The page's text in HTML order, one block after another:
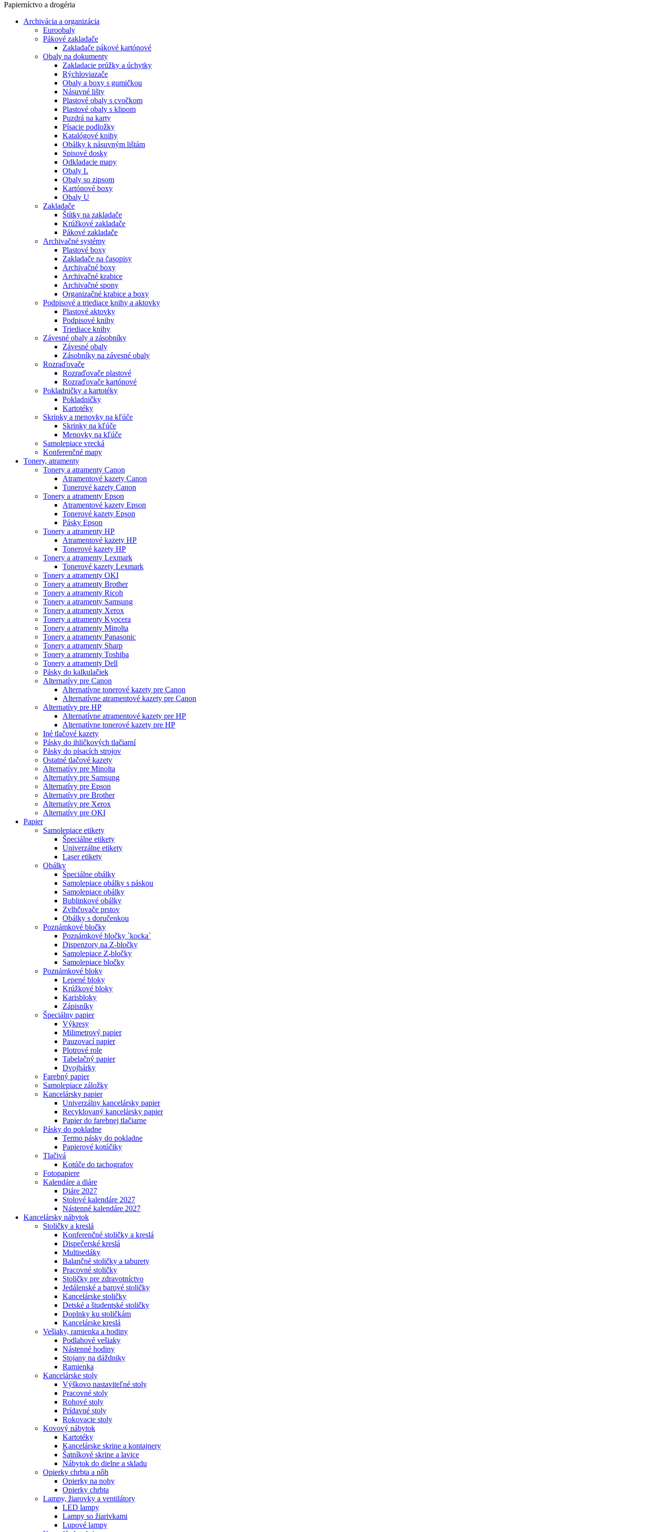
Papierníctvo a drogéria
Archivácia a organizácia
Euroobaly
Pákové zakladače
Zakladače pákové kartónové
Obaly na dokumenty
Zakladacie prúžky a úchytky
Rýchloviazače
Obaly a boxy s gumičkou
Násuvné lišty
Plastové obaly s cvočkom
Plastové obaly s klipom
Puzdrá na karty
Písacie podložky
Katalógové knihy
Obálky k násuvným lištám
Spisové dosky
Odkladacie mapy
Obaly L
Obaly so zipsom
Kartónové boxy
Obaly U
Zakladače
Štítky na zakladače
Krúžkové zakladače
Pákové zakladače
Archivačné systémy
Plastové boxy
Zakladače na časopisy
Archivačné boxy
Archivačné krabice
Archivačné spony
Organizačné krabice a boxy
Podpisové a triediace knihy a aktovky
Plastové aktovky
Podpisové knihy
Triediace knihy
Závesné obaly a zásobníky
Závesné obaly
Zásobníky na závesné obaly
Rozraďovače
Rozraďovače plastové
Rozraďovače kartónové
Pokladničky a kartotéky
Pokladničky
Kartotéky
Skrinky a menovky na kľúče
Skrinky na kľúče
Menovky na kľúče
Samolepiace vrecká
Konferenčné mapy
Tonery, atramenty
Tonery a atramenty Canon
Atramentové kazety Canon
Tonerové kazety Canon
Tonery a atramenty Epson
Atramentové kazety Epson
Tonerové kazety Epson
Pásky Epson
Tonery a atramenty HP
Atramentové kazety HP
Tonerové kazety HP
Tonery a atramenty Lexmark
Tonerové kazety Lexmark
Tonery a atramenty OKI
Tonery a atramenty Brother
Tonery a atramenty Ricoh
Tonery a atramenty Samsung
Tonery a atramenty Xerox
Tonery a atramenty Kyocera
Tonery a atramenty Minolta
Tonery a atramenty Panasonic
Tonery a atramenty Sharp
Tonery a atramenty Toshiba
Tonery a atramenty Dell
Pásky do kalkulačiek
Alternatívy pre Canon
Alternatívne tonerové kazety pre Canon
Alternatívne atramentové kazety pre Canon
Alternatívy pre HP
Alternatívne atramentové kazety pre HP
Alternatívne tonerové kazety pre HP
Iné tlačové kazety
Pásky do ihličkových tlačiarní
Pásky do písacích strojov
Ostatné tlačové kazety
Alternatívy pre Minolta
Alternatívy pre Samsung
Alternatívy pre Epson
Alternatívy pre Brother
Alternatívy pre Xerox
Alternatívy pre OKI
Papier
Samolepiace etikety
Špeciálne etikety
Univerzálne etikety
Laser etikety
Obálky
Špeciálne obálky
Samolepiace obálky s páskou
Samolepiace obálky
Bublinkové obálky
Zvlhčovače prstov
Obálky s doručenkou
Poznámkové bločky
Poznámkové bločky `kocka`
Dispenzory na Z-bločky
Samolepiace Z-bločky
Samolepiace bločky
Poznámkové bloky
Lepené bloky
Krúžkové bloky
Karisbloky
Zápisníky
Špeciálny papier
Výkresy
Milimetrový papier
Pauzovací papier
Plotrové role
Tabelačný papier
Dvojhárky
Farebný papier
Samolepiace záložky
Kancelársky papier
Univerzálny kancelársky papier
Recyklovaný kancelársky papier
Papier do farebnej tlačiarne
Pásky do pokladne
Termo pásky do pokladne
Papierové kotúčiky
Tlačivá
Kotúče do tachografov
Fotopapiere
Kalendáre a diáre
Diáre 2027
Stolové kalendáre 2027
Nástenné kalendáre 2027
Kancelársky nábytok
Stoličky a kreslá
Konferenčné stoličky a kreslá
Dispečerské kreslá
Multisedáky
Balančné stoličky a taburety
Pracovné stoličky
Stoličky pre zdravotníctvo
Jedálenské a barové stoličky
Kancelárske stoličky
Detské a študentské stoličky
Doplnky ku stoličkám
Kancelárske kreslá
Vešiaky, ramienka a hodiny
Podlahové vešiaky
Nástenné hodiny
Stojany na dáždniky
Ramienka
Kancelárske stoly
Výškovo nastaviteľné stoly
Pracovné stoly
Rohové stoly
Prídavné stoly
Rokovacie stoly
Kovový nábytok
Kartotéky
Kancelárske skrine a kontajnery
Šatníkové skrine a lavice
Nábytok do dielne a skladu
Opierky chrbta a nôh
Opierky na nohy
Opierky chrbta
Lampy, žiarovky a ventilátory
LED lampy
Lampy so žiarivkami
Lupové lampy